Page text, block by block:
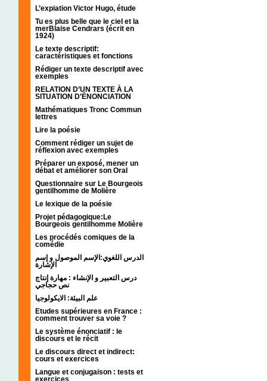
L’expiation Victor Hugo, étude
Tu es plus belle que le ciel et la
merBlaise Cendrars (écrit en
1924)
Le texte descriptif:
caractéristiques et fonctions
Rédiger un texte descriptif avec
exemples
RELATION D’UN TEXTE À LA
SITUATION D’ÉNONCIATION
Mathématiques Tronc Commun
lettres
Lire la poésie
Comment rédiger un sujet de
réflexion avec exemples
Préparer un exposé, mener un
débat et améliorer son Oral
Questionnaire sur Le Bourgeois
gentilhomme de Molière
Le lexique de la poésie
Projet pédagogique:Le
Bourgeois gentilhomme Molière
Les procédés comiques de la
comédie
الدرس اللغوي:الإسم الموصول و إسم
الإشارة
درس التعبير و الإنشاء : مهارة إنتاج
نص حجاجي
علم البيئة: الايكولوجيا
Etudes supérieures en France :
comment trouver sa voie ?
Le système énonciatif : le
discours et le récit
Le discours direct et indirect:
cours et exercices
Langue et conjugaison : tests et
exercices